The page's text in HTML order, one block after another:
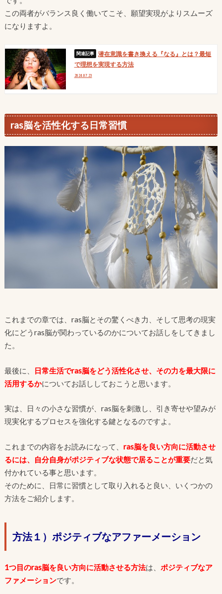
この両者がバランス良く働いてこそ、願望実現がよりスムーズ
になりますよ。
潜在意識を書き換える『なる』とは？最短
で理想を実現する方法
2024.07.23
ras脳を活性化する日常習慣
これまでの章では、ras脳とその驚くべき力、そして思考の現実
化にどうras脳が関わっているのかについてお話しをしてきまし
た。
最後に、
日常生活でras脳をどう活性化させ、その力を最大限に
活用するかについてお話ししておこうと思います。
実は、日々の小さな習慣が、ras脳を刺激し、引き寄せや望みが
現実化するプロセスを強化する鍵となるのですよ。
これまでの内容をお読みになって、 ras脳を良い方向に活動させ
るには、自分自身がポジティブな状態で居ることが重要だと気
付かれている事と思います。
そのために、日常に習慣として取り入れると良い、いくつかの
方法をご紹介します。
方法１）ポジティブなアファーメーション
1つ目のras脳を良い方向に活動させる方法は、 ポジティブなア
ファメーションです。